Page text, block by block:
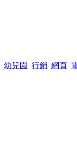
幼兒園 行銷 網頁